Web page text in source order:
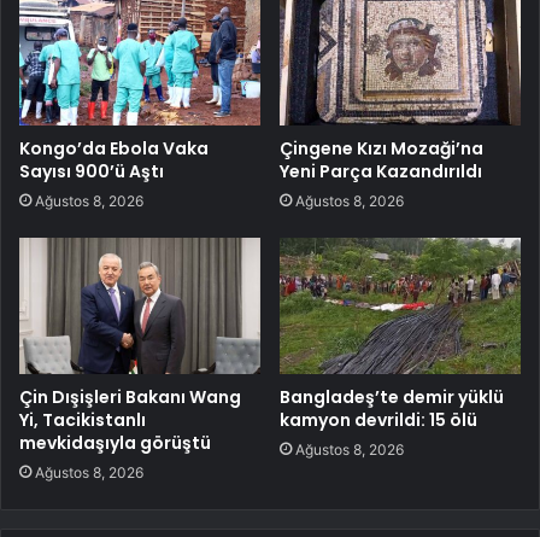
Kongo’da Ebola Vaka
Sayısı 900’ü Aştı
Ağustos 8, 2026
Çingene Kızı Mozaği’na
Yeni Parça Kazandırıldı
Ağustos 8, 2026
Çin Dışişleri Bakanı Wang
Yi, Tacikistanlı
mevkidaşıyla görüştü
Ağustos 8, 2026
Bangladeş’te demir yüklü
kamyon devrildi: 15 ölü
Ağustos 8, 2026